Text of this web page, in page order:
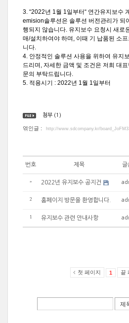
3. “2022년 1월 1일부터“ 연간유지보수
emision솔루션은 솔루션 버전관리가 되
행되지 않습니다. 유지보수 요청시 새로
매/설치하여야 하며, 이때 기 납품된 소
니다.
4. 안정적인 솔루션 사용을 위하여 유지
드리며, 자세한 금액 및 조건은 저희 대
문의 부탁드립니다.
5. 적용시기 : 2022년 1월 1일부터
첨부 (1)
엮인글 : http://www.sdcompany.kr/
번호 제목 글
» 2022년 유지보수 공지건
2 홈페이지 방문을 환영합니다.
1 유지보수 관련 안내사항
첫 페이지 1 끝